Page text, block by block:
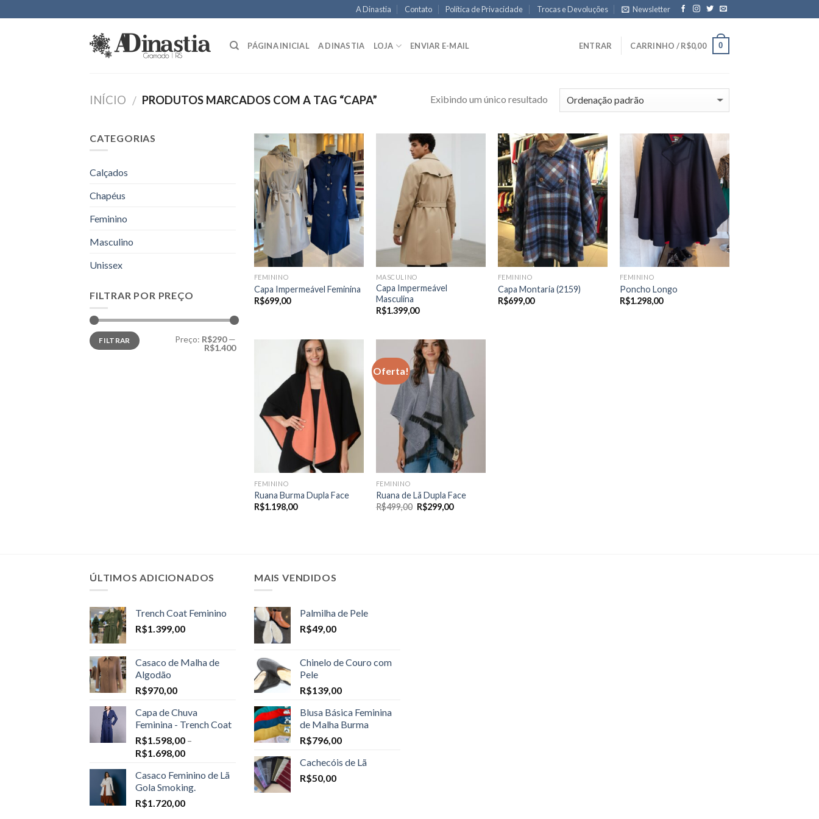
to
A Dinastia Contato Política de Privacidade Trocas e Devoluções Newsletter
PÁGINA INICIAL A DINASTIA LOJA ENVIAR E-MAIL ENTRAR CARRINHO /R$0,00 0
INÍCIO / PRODUTOS MARCADOS COM A TAG “CAPA” Exibindo um único resultado
CATEGORIAS
Calçados
Chapéus
Feminino
Masculino
Unissex
FILTRAR POR PREÇO
Preço
mínimo
Preço
máximo
FILTRAR Preço: R$290—
R$1.400
FEMININO
Capa Impermeável Feminina
R$699,00
MASCULINO
Capa Impermeável
Masculina
R$1.399,00
FEMININO
Capa Montaria (2159)
R$699,00
FEMININO
Poncho Longo
R$1.298,00
FEMININO
Ruana Burma Dupla Face
R$1.198,00
Oferta!
FEMININO
Ruana de Lã Dupla Face
R$499,00 O
preço
R$299,00O
ÚLTIMOS ADICIONADOS
Trench Coat Feminino
R$1.399,00
Casaco de Malha de
Algodão
R$970,00
Capa de Chuva
Feminina - Trench Coat
R$1.598,00 –
R$1.698,00Price
R$1.598,00
through
R$1.698,00
Casaco Feminino de Lã
Gola Smoking.
R$1.720,00
MAIS VENDIDOS
Palmilha de Pele
R$49,00
Chinelo de Couro com
Pele
R$139,00
Blusa Básica Feminina
de Malha Burma
R$796,00
Cachecóis de Lã
R$50,00